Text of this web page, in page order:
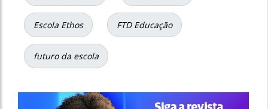
Escola Ethos FTD Educação
futuro da escola